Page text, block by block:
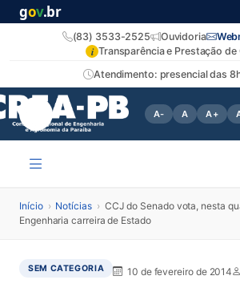
gov.br
Atendimento: presencial das
(83) 3533-2525 Ouvidoria
i Transparência e Prestação de
A- A A+
Início › Notícias › CCJ do Senado vota, nesta
Engenharia carreira de Estado
SEM CATEGORIA 10 de fevereiro de 2014